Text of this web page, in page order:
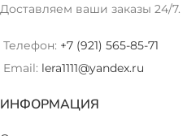
Доставляем ваши заказы 24/7.
Телефон: +7 (921) 565-85-71
Email: lera1111@yandex.ru
ИНФОРМАЦИЯ